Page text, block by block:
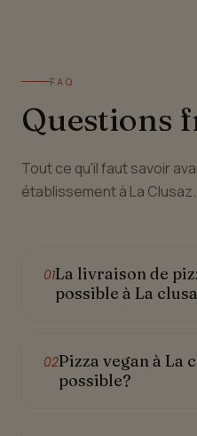
FAQ
Questions
Tout ce qu'il faut savoir
établissement à La Clusaz.
01La livraison de
possible à La
02Pizza vegan à La
possible?